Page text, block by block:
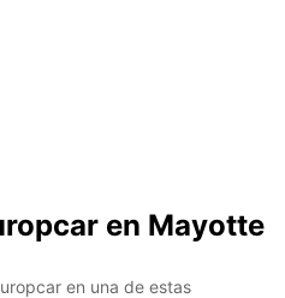
en Mayotte
en una de estas